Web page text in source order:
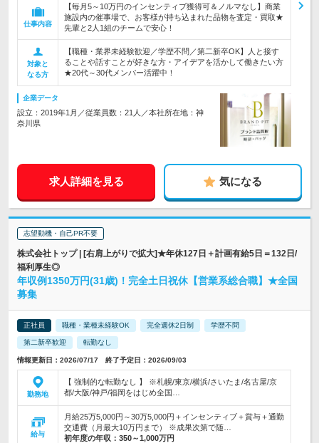
仕事内容
【毎月5～10万円のインセンティブ獲得可＆ノルマなし】商業
施設内の催事場で、お客様が持ち込まれた品物を査定・買取★
先輩と2人1組のチームで安心！
対象と
なる方
【職種・業界未経験歓迎／学歴不問／第二新卒OK】人と接す
ることや話すことが好きな方・アイデアを活かして働きたい方
★20代～30代メンバー活躍中！
企業データ
設立：2019年1月／従業員数：21人／本社所在地：神
奈川県
求人詳細を見る 気になる
志望動機・自己PR不要
株式会社トップ | [右肩上がりで拡大]★年休127日＋計画有給5日＝132日/
福利厚生◎
年収例1350万円(31歳)！完全土日祝休【営業系総合職】★全国
募集
正社員 職種・業種未経験OK 完全週休2日制 学歴不問
第二新卒歓迎 転勤なし
情報更新日：2026/07/17 終了予定日：2026/09/03
勤務地
【 強制的な転勤なし 】 ※札幌/東京/横浜/さいたま/名古屋/京
都/大阪/神戸/福岡をはじめ全国…
給与
月給25万5,000円～30万5,000円＋インセンティブ＋賞与＋通勤
交通費（月最大10万円まで） ※成果次第で随…
初年度の年収： 350～1,000万円